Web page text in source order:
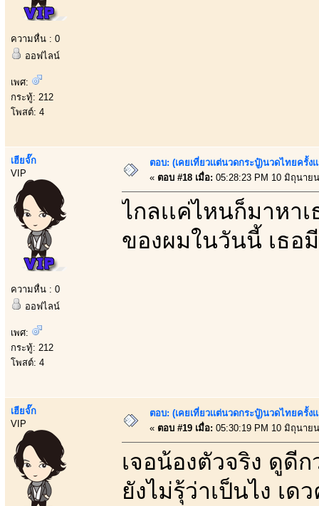
ความหื่น : 0
ออฟไลน์
เพศ:
กระทู้: 212
โพสต์: 4
เฮียจั๊ก
VIP
ความหื่น : 0
ออฟไลน์
เพศ:
กระทู้: 212
โพสต์: 4
ตอบ: (เคยเที่ยวเเต่นวดกระปู๋)นวดไทยครั้ง
« ตอบ #18 เมื่อ: 05:28:23 PM 10 มิถุนาย
ไกลเเค่ไหนก็มาหา
ของผมในวันนี้ เธอ
เฮียจั๊ก
VIP
ตอบ: (เคยเที่ยวเเต่นวดกระปู๋)นวดไทยครั้ง
« ตอบ #19 เมื่อ: 05:30:19 PM 10 มิถุนาย
เจอน้องตัวจริง ดูดี
ยังไม่รุ้ว่าเป็นไง เด